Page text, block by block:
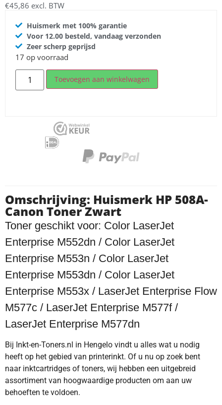
€45,86 excl. BTW
Huismerk met 100% garantie
Voor 12.00 besteld, vandaag verzonden
Zeer scherp geprijsd
17 op voorraad
Toevoegen aan winkelwagen
Omschrijving: Huismerk HP 508A-
Canon Toner Zwart
Toner geschikt voor: Color LaserJet
Enterprise M552dn / Color LaserJet
Enterprise M553n / Color LaserJet
Enterprise M553dn / Color LaserJet
Enterprise M553x / LaserJet Enterprise Flow
M577c / LaserJet Enterprise M577f /
LaserJet Enterprise M577dn
Bij Inkt-en-Toners.nl in Hengelo vindt u alles wat u nodig
heeft op het gebied van printerinkt. Of u nu op zoek bent
naar inktcartridges of toners, wij hebben een uitgebreid
assortiment van hoogwaardige producten om aan uw
behoeften te voldoen.